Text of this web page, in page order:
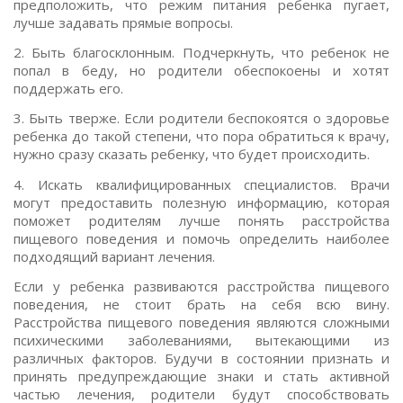
предположить, что режим питания ребенка пугает,
лучше задавать прямые вопросы.
2. Быть благосклонным. Подчеркнуть, что ребенок не
попал в беду, но родители обеспокоены и хотят
поддержать его.
3. Быть тверже. Если родители беспокоятся о здоровье
ребенка до такой степени, что пора обратиться к врачу,
нужно сразу сказать ребенку, что будет происходить.
4. Искать квалифицированных специалистов. Врачи
могут предоставить полезную информацию, которая
поможет родителям лучше понять расстройства
пищевого поведения и помочь определить наиболее
подходящий вариант лечения.
Если у ребенка развиваются расстройства пищевого
поведения, не стоит брать на себя всю вину.
Расстройства пищевого поведения являются сложными
психическими заболеваниями, вытекающими из
различных факторов. Будучи в состоянии признать и
принять предупреждающие знаки и стать активной
частью лечения, родители будут способствовать